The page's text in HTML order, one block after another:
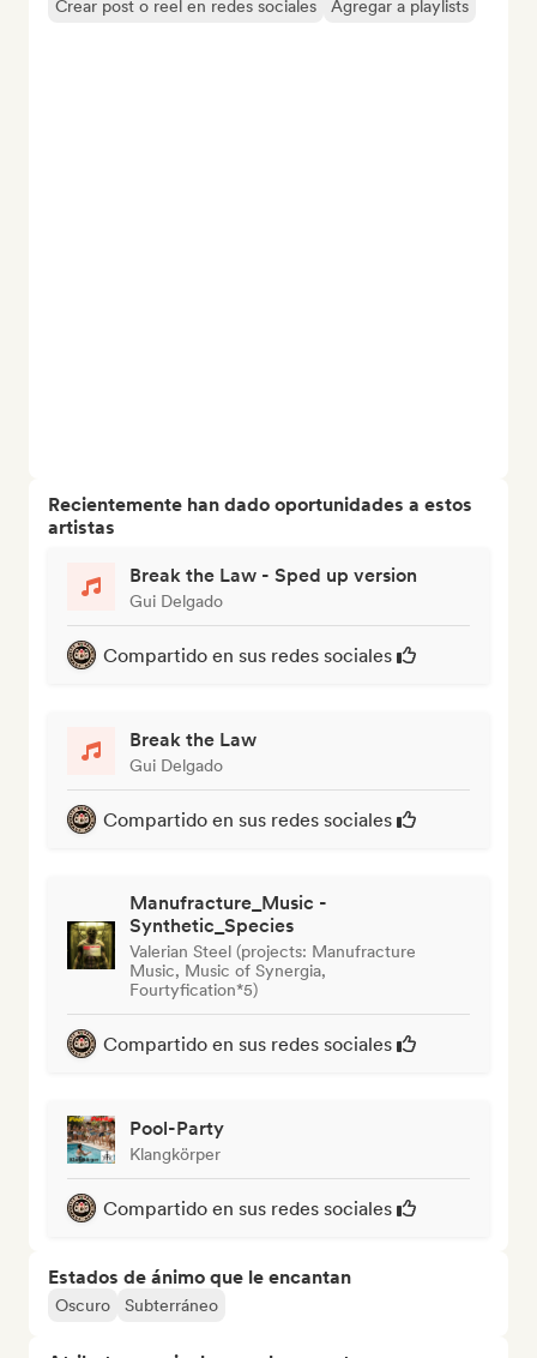
Crear post o reel en redes sociales Agregar a playlists
Recientemente han dado oportunidades a estos
artistas
Break the Law - Sped up version
Gui Delgado
Compartido en sus redes sociales
Break the Law
Gui Delgado
Compartido en sus redes sociales
Manufracture_Music -
Synthetic_Species
Valerian Steel (projects: Manufracture
Music, Music of Synergia,
Fourtyfication*5)
Compartido en sus redes sociales
Pool-Party
Klangkörper
Compartido en sus redes sociales
Estados de ánimo que le encantan
Oscuro Subterráneo